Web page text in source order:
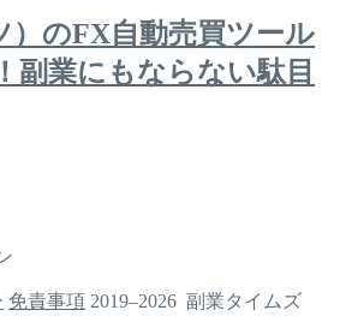
）のFX自動売買ツール
副業にもならない駄目
免責事項 2019–2026 副業タイムズ